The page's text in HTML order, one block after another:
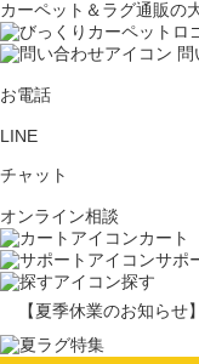
カーペット＆ラグ通販の
お電話
LINE
チャット
オンライン相談
カート
サポ
探す
【夏季休業のお知らせ】